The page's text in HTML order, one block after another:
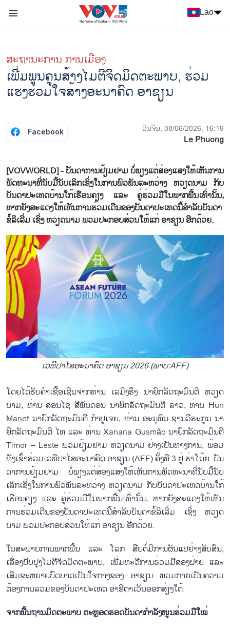
Lao
ສະຖານະການ ການເມືອງ
ເພີ່ມ​ພູ​ນ​ຄູນ​ສ້າງ​ໄມ​ຕີ​ຈິດ​ມິດ​ຕະ​ພາບ, ຮ່ວມ​
ແຮງ​ຮ່ວມ​ໃຈ​ສ້າງ​ອະ​ນາ​ຄົດ ອາ​ຊຽນ
Facebook ວັນຈັນ, 08/06/2026, 16:19
Le Phuong
[VOVWORLD] - ບັນ​ດາ​ການ​ຢ້ຽມ​ຢາມ ບໍ່​ພຽງ​ແຕ່​ສ່ອງ​ແສງ​ໃຫ້​ເຫັນ​ການ​
ພັດ​ທະ​ນາ​ທີ່​ນັບ​ມື້​ນັບ​ເລິກ​ເຊິ່ງ​ໃນ​ການ​ພົວ​ພັນ​ລະ​ຫວ່າງ ຫວຽດ​ນາມ ກັບ​
ບັນ​ດາ​ປະ​ເທດ​ບ້ານ​ໃກ້​ເຮືອນ​ຄຽງ​ ແລະ ຄູ່​ຮ່ວມ​ມື​ໃນ​ພາກ​ພື້ນ​ເທົ່າ​ນັ້ນ,
ຫາກ​ຍັງ​ສະ​ແດງ​ໃຫ້​ເຫັນ​ການ​ຮ່ວມ​ເດີນ​ຂອງ​ບັນ​ດາ​ປະ​ເທດ​ນີ້​ສຳ​ລັບ​ບັນ​ດາ​
ຂໍ້​ລິ​ເລີ່ມ ເຊິ່ງ ຫວຽດ​ນາມ ພວມ​ປະ​ກອບ​ສ່ວນ​ໃຫ້​ແກ່ ອາ​ຊຽນ ອີກ​ດ້ວຍ.
ເວ​ທີ​ປາ​ໄສ​ອະ​ນາ​ຄົດ ອາ​ຊຽນ 2026 (ພາບ:AFF)
ໂດຍ​ໄດ້​ຮັບ​ຄຳ​ເຊື້ອ​ເຊີນ​ຈາກ​ທ່ານ ເລ​ມິງ​ຮຶງ ​ນາ​ຍົກ​ລັດ​ຖະ​ມົນ​ຕີ ຫວຽດ​
ນາມ, ທ່ານ ສອນ​ໄຊ ສີ​ພັນ​ດອນ ນາ​ຍົກ​ລັດ​ຖະ​ມົນ​ຕີ ລາວ, ທ່ານ Hun
Manet ນາ​ຍົກ​ລັດ​ຖະ​ມົນ​ຕີ ກຳ​ປູ​ເຈຍ, ທ່ານ ອະ​ນຸ​ທິນ ຊານ​ວີ​ຣະ​ກູນ ນາ​
ຍົກ​ລັດ​ຖະ​ມົນ​ຕີ ໄທ ແລະ ທ່ານ Xanana Gusmão ນາ​ຍົກ​ລັດ​ຖະ​ມົນ​ຕີ
Timor – Leste ພວມ​ຢ້ຽມ​ຢາມ ຫວຽດ​ນາມ ຢ່າງ​ເປັນ​ທາງ​ການ, ພ້ອມ​
ທັງ​ເຂົ້າ​ຮ່ວມ​ເວ​ທີ​ປາ​ໄສອະ​ນາ​ຄົດ ອາ​ຊຽນ (AFF) ຄັ້ງ​ທີ 3 ຢູ່ ຮ່າ​ໂນ້ຍ. ບັນ​
ດາ​ການ​ຢ້ຽມ​ຢາມ ບໍ່​ພຽງ​ແຕ່​ສ່ອງ​ແສງ​ໃຫ້​ເຫັນ​ການ​ພັດ​ທະ​ນາ​ທີ່​ນັບ​ມື້​ນັບ​
ເລິກ​ເຊິ່ງ​ໃນ​ການ​ພົວ​ພັນ​ລະ​ຫວ່າງ ຫວຽດ​ນາມ ກັບ​ບັນ​ດາ​ປະ​ເທດ​ບ້ານ​ໃກ້​
ເຮືອນ​ຄຽງ​ ແລະ ຄູ່​ຮ່ວມ​ມື​ໃນ​ພາກ​ພື້ນ​ເທົ່າ​ນັ້ນ, ຫາກ​ຍັງ​ສະ​ແດງ​ໃຫ້​ເຫັນ​
ການ​ຮ່ວມ​ເດີນ​ຂອງ​ບັນ​ດາ​ປະ​ເທດ​ນີ້​ສຳ​ລັບ​ບັນ​ດາ​ຂໍ້​ລິ​ເລີ່ມ ເຊິ່ງ ຫວຽດ​
ນາມ ພວມ​ປະ​ກອບ​ສ່ວນ​ໃຫ້​ແກ່ ອາ​ຊຽນ ອີກ​ດ້ວຍ.
ໃນ​ສະ​ພາບ​ການ​ພາກ​ພື້ນ ແລະ ໂລກ ສືບ​ຕໍ່​ມີ​ການ​ຜັນ​ແປ​ຢ່າງ​ສັບ​ສົນ,
ເລື່ອງ​ປັບ​ປຸງ​ໄມ​ຕີ​ຈິດ​ມິ​ດ​ຕະ​ພາບ, ເພີ່ມ​ທະ​ວີ​ການ​ຮ່ວມ​ມື​ສອງ​ຝ່າຍ ແລະ
ເສີມ​ຂະ​ຫຍາຍ​ບົດ​ບາດ​ເປັນ​ໃຈ​ກາງ​ຂອງ ອາ​ຊຽນ ພວມ​ກາຍ​ເປັນ​ຄວາມ​
ຕ້ອງ​ການ​ລວມ​ຂອງ​ບັນ​ດາ​ປະ​ເທດ ອາ​ຊີ​ຕາ​ເວັນ​ອອກ​ສ່ຽງ​ໃຕ້.
ຈາກ​ພື້ນ​ຖານ​ມິດ​ຕະ​ພາບ ຕະຫຼອດ​ຮອດ​ບັນ​ດາ​ກຳ​ລັງ​ໜູນ​ຮ່ວມ​ມື​ໃໝ່